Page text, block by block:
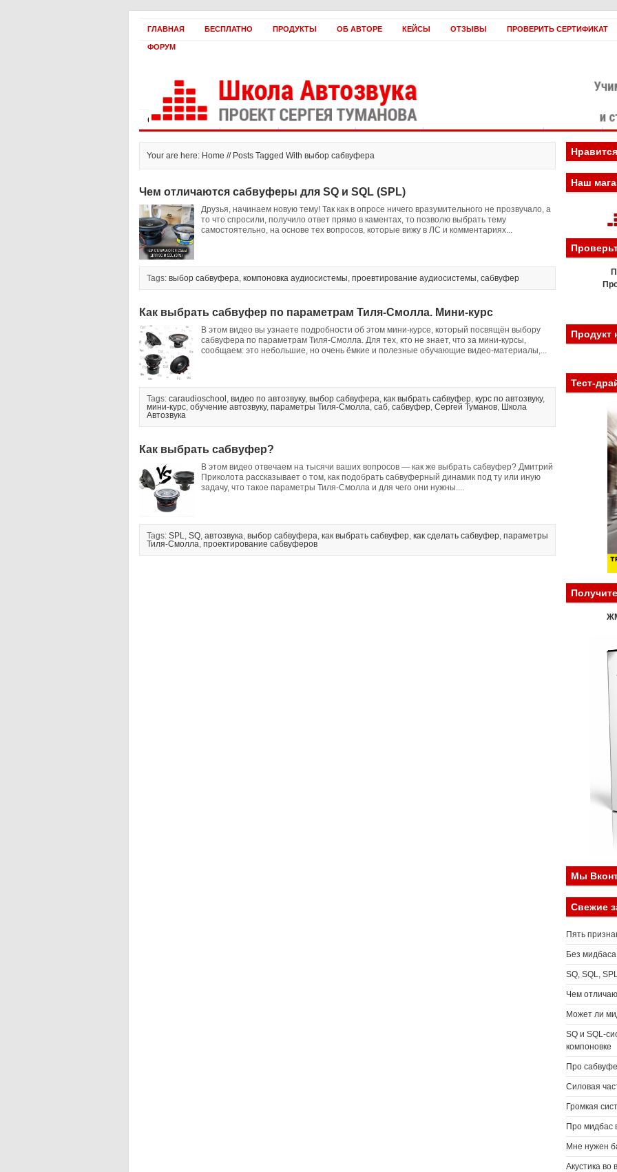
ГЛАВНАЯ БЕСПЛАТНО ПРОДУКТЫ ОБ АВТОРЕ КЕЙСЫ ОТЗЫВЫ ПРОВЕРИТЬ СЕРТИФИКАТ
ФОРУМ
Статьи и видео Интервью Как оплатить? Заработать!
Your are here: Home // Posts Tagged With выбор сабвуфера
Чем отличаются сабвуферы для SQ и SQL (SPL)
Друзья, начинаем новую тему! Так как в опросе ничего вразумительного не прозвучало, а
то что спросили, получило ответ прямо в каментах, то позволю выбрать тему
самостоятельно, на основе тех вопросов, которые вижу в ЛС и комментариях...
Tags: выбор сабвуфера, компоновка аудиосистемы, проевтирование аудиосистемы, сабвуфер
Как выбрать сабвуфер по параметрам Тиля-Смолла. Мини-курс
В этом видео вы узнаете подробности об этом мини-курсе, который посвящён выбору
сабвуфера по параметрам Тиля-Смолла. Для тех, кто не знает, что за мини-курсы,
сообщаем: это небольшие, но очень ёмкие и полезные обучающие видео-материалы,...
Tags: caraudioschool , видео по автозвуку, выбор сабвуфера, как выбрать сабвуфер, курс по автозвуку,
мини-курс, обучение автозвуку, параметры Тиля-Смолла, саб, сабвуфер, Сергей Туманов, Школа
Автозвука
Как выбрать сабвуфер?
В этом видео отвечаем на тысячи ваших вопросов — как же выбрать сабвуфер? Дмитрий
Приколота рассказывает о том, как подобрать сабвуферный динамик под ту или иную
задачу, что такое параметры Тиля-Смолла и для чего они нужны....
Tags: SPL, SQ, автозвука, выбор сабвуфера, как выбрать сабвуфер, как сделать сабвуфер, параметры
Тиля-Смолла, проектирование сабвуферов
Наш
Продукт
Тест-
Мы
Свежие
Пять
Без
SQ, SQL,
Чем
Может ли
SQ и SQL-
компоновке
Про
Силовая
Громкая
Про мидбас
Мне нужен
Акустика во